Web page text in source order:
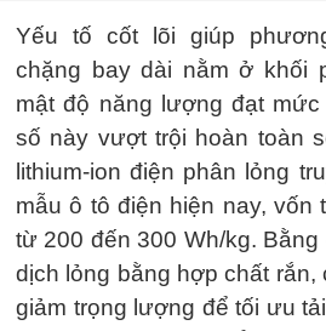
Yếu tố cốt lõi giúp
chặng bay dài nằm ở khối
mật độ năng lượng đạt mức
số này vượt trội hoàn toàn
lithium-ion điện phân lỏng
mẫu ô tô điện hiện nay, vốn
từ 200 đến 300 Wh/kg.
dịch lỏng bằng hợp chất
giảm trọng lượng để tối ưu